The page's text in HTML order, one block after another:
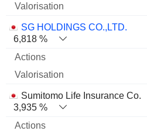
SG HOLDINGS CO.,LTD.
6,818 %
Sumitomo Life Insurance Co.
3,935 %